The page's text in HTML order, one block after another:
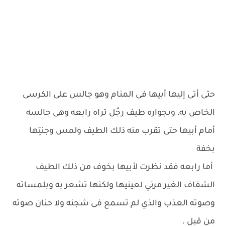
حتى أتى إليها أبيها فى المنام وهو جالس على الكرسى
الخاص به، وبجواره طيف رجُل تراه رابعه وهى جالسه
أمام أبيها حتى تقرب منه ذلك الطيف ولمس وجنتِها
بخفة
أما رابعه فقد نظرت لأبيها بخوف من ذلك الطيف
الشفاف الغير مرئي لعينيها ولكنها تشعر به وبلمساته
وصوته العذب والذي لم تسمع فى شجنه ولا حنان صوته
من قبل .